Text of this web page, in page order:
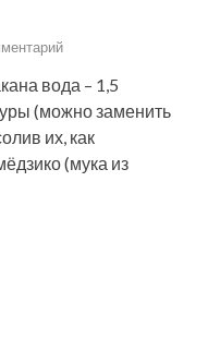
вода – 1,5
(можно заменить
их, как
(мука из